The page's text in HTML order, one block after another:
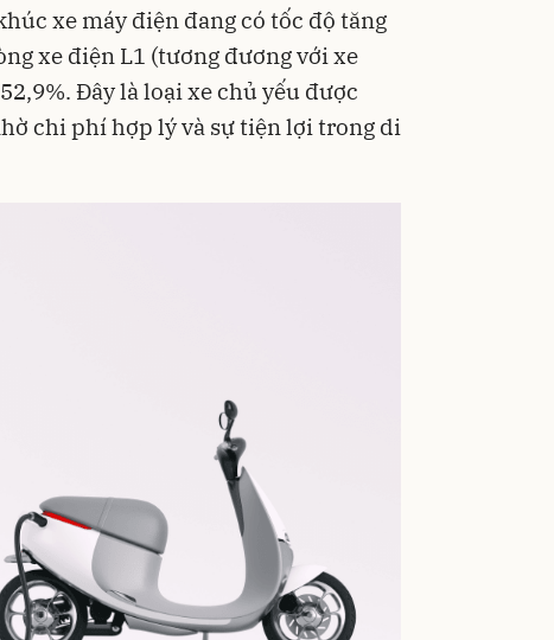
xe máy điện đang có tốc độ tăng
xe điện L1 (tương đương với xe
Đây là loại xe chủ yếu được
chi phí hợp lý và sự tiện lợi trong di